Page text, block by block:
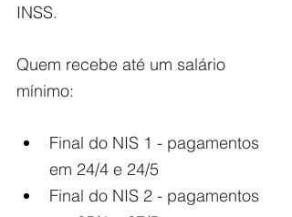
INSS.
Quem recebe até um salário
mínimo:
Final do NIS 1 - pagamentos
em 24/4 e 24/5
Final do NIS 2 - pagamentos